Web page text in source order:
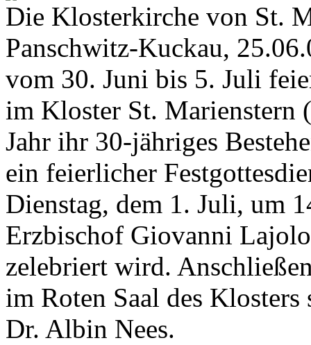
Die Klosterkirche von St.
Panschwitz-Kuckau,
vom 30. Juni bis 5. Juli
im Kloster St. Marienstern
Jahr ihr 30-jähriges
ein feierlicher
Dienstag, dem 1. Juli, um
Erzbischof Giovanni
zelebriert wird.
im Roten Saal des Klosters
Dr. Albin Nees.